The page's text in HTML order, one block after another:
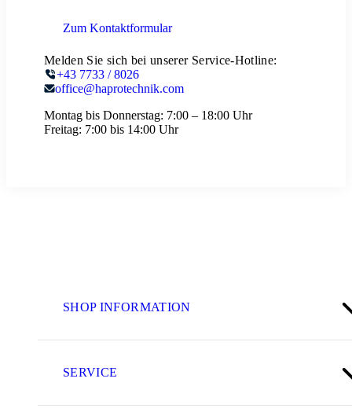
Zum Kontaktformular
Melden Sie sich bei unserer Service-Hotline:
+43 7733 / 8026
office@haprotechnik.com
Montag bis Donnerstag: 7:00 – 18:00 Uhr
Freitag: 7:00 bis 14:00 Uhr
SHOP INFORMATION
SERVICE